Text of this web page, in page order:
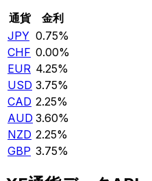
通貨
金利
JPY 0.75%
CHF 0.00%
EUR 4.25%
USD 3.75%
CAD 2.25%
AUD 3.60%
NZD 2.25%
GBP 3.75%